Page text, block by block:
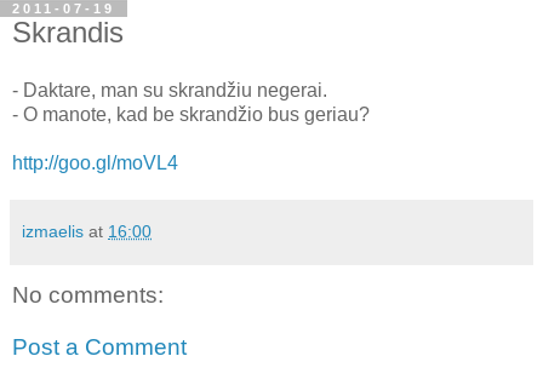
2011-07-19
Skrandis
- Daktare, man su skrandžiu negerai.
- O manote, kad be skrandžio bus geriau?
http://goo.gl/moVL4
izmaelis at 16:00
No comments:
Post a Comment